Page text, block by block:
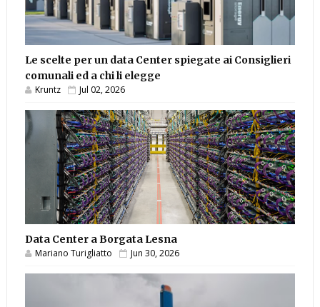
Le scelte per un data Center spiegate ai Consiglieri
comunali ed a chi li elegge
Kruntz Jul 02, 2026
Data Center a Borgata Lesna
Mariano Turigliatto Jun 30, 2026